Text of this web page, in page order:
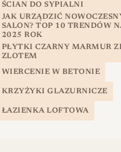
ŚCIAN DO SYPIALNI
JAK URZĄDZIĆ
SALON? TOP 10 TRENDÓW
2025 ROK
PŁYTKI CZARNY MARMUR
ZLOTEM
WIERCENIE W BETONIE
KRZYŻYKI GLAZURNICZE
ŁAZIENKA LOFTOWA